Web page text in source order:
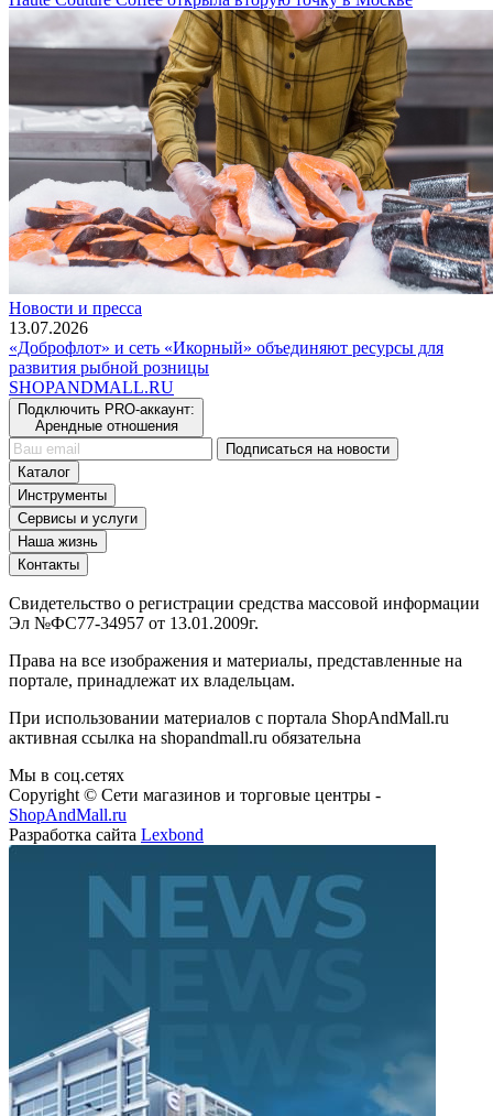
Новости и пресса
13.07.2026
«Доброфлот» и сеть «Икорный» объединяют ресурсы для
развития рыбной розницы
SHOPANDMALL.RU
Подключить PRO-аккаунт:
Арендные отношения
Подписаться на новости
Каталог
Инструменты
Сервисы и услуги
Наша жизнь
Контакты
Свидетельство о регистрации средства массовой информации
Эл №ФС77-34957 от 13.01.2009г.
Права на все изображения и материалы, представленные на
портале, принадлежат их владельцам.
При использовании материалов с портала ShopAndMall.ru
активная ссылка на shopandmall.ru обязательна
Мы в соц.сетях
Copyright © Сети магазинов и торговые центры -
ShopAndMall.ru
Разработка сайта Lexbond